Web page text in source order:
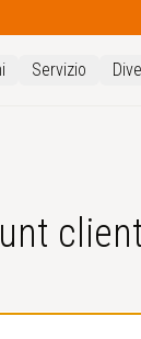
Servizio